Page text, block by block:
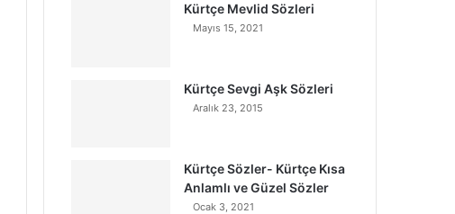
Kürtçe Mevlid Sözleri
Mayıs 15, 2021
Kürtçe Sevgi Aşk Sözleri
Aralık 23, 2015
Kürtçe Sözler- Kürtçe Kısa
Anlamlı ve Güzel Sözler
Ocak 3, 2021